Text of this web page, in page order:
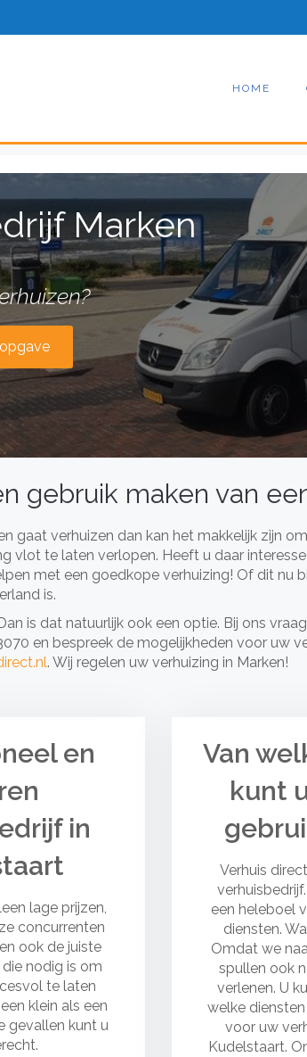
HOME
Marken
gebruik maken van
gaat verhuizen dan kan het makkelijk zijn
vlot te laten verlopen. Heeft u daar
met een goedkope verhuizing! Of dit nu
is.
is dat natuurlijk ook een optie. Bij ons
en bespreek de mogelijkheden voor uw
. Wij regelen uw verhuizing in Marken!
en
in
lage prijzen,
concurrenten
ook de juiste
nodig is om
te laten
klein als een
gevallen kunt u
Van
kunt
Verhuis
een heleboel
diensten.
Omdat we
spullen ook
verlenen. U
welke
voor uw
Kudelstaart.